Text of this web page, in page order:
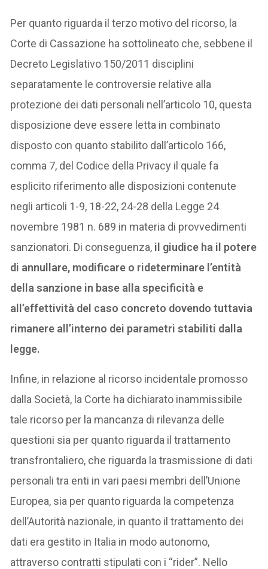
Per quanto riguarda il terzo motivo del ricorso, la
Corte di Cassazione ha sottolineato che, sebbene il
Decreto Legislativo 150/2011 disciplini
separatamente le controversie relative alla
protezione dei dati personali nell’articolo 10, questa
disposizione deve essere letta in combinato
disposto con quanto stabilito dall’articolo 166,
comma 7, del Codice della Privacy il quale fa
esplicito riferimento alle disposizioni contenute
negli articoli 1-9, 18-22, 24-28 della Legge 24
novembre 1981 n. 689 in materia di provvedimenti
sanzionatori. Di conseguenza, il giudice ha il potere
di annullare, modificare o rideterminare l’entità
della sanzione in base alla specificità e
all’effettività del caso concreto dovendo tuttavia
rimanere all’interno dei parametri stabiliti dalla
legge.
Infine, in relazione al ricorso incidentale promosso
dalla Società, la Corte ha dichiarato inammissibile
tale ricorso per la mancanza di rilevanza delle
questioni sia per quanto riguarda il trattamento
transfrontaliero, che riguarda la trasmissione di dati
personali tra enti in vari paesi membri dell’Unione
Europea, sia per quanto riguarda la competenza
dell’Autorità nazionale, in quanto il trattamento dei
dati era gestito in Italia in modo autonomo,
attraverso contratti stipulati con i “rider”. Nello